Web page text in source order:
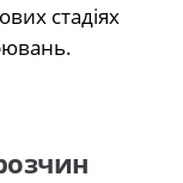
стадіях